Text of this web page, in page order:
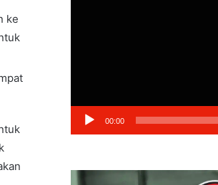
ke
00:00